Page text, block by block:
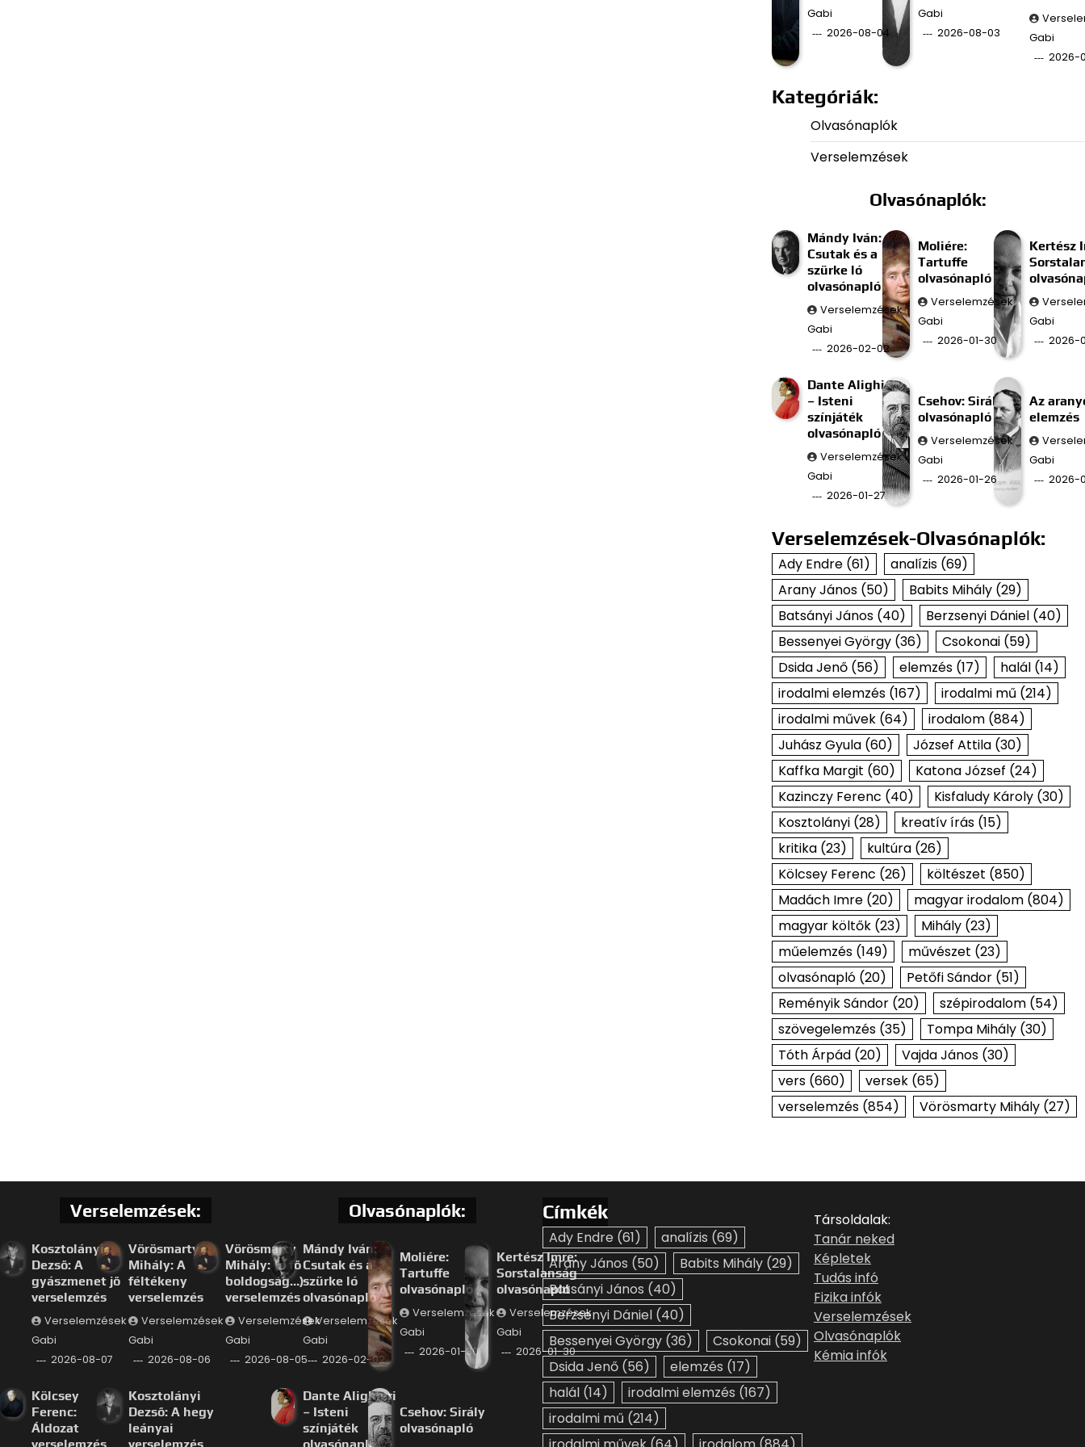
Gabi
2026-08-04
Gabi
2026-08-03
Gabi
2026-
Kategóriák:
Olvasónaplók
Verselemzések
Olvasónaplók:
Mándy Iván:
Csutak és a
szürke ló
olvasónapló
Verselemzések
Gabi
2026-02-02
Moliére:
Tartuffe
olvasónapló
Verselemzések
Gabi
2026-01-30
Kertész
Gabi
2026-
Dante Alighieri
– Isteni
színjáték
olvasónapló
Verselemzések
Gabi
2026-01-27
Csehov: Sirály
olvasónapló
Verselemzések
Gabi
2026-01-26
Az
elemzés
Gabi
2026-
Verselemzések-Olvasónaplók:
Ady Endre(61) analízis(69)
Arany János(50) Babits Mihály(29)
Batsányi János(40) Berzsenyi Dániel(40)
Bessenyei György(36) Csokonai(59)
Dsida Jenő(56) elemzés(17) halál(14)
irodalmi elemzés(167) irodalmi mű (214)
irodalmi művek(64) irodalom(884)
Juhász Gyula(60) József Attila(30)
Kaffka Margit (60) Katona József (24)
Kazinczy Ferenc (40) Kisfaludy Károly(30)
Kosztolányi(28) kreatív írás(15)
kritika(23) kultúra(26)
Kölcsey Ferenc (26) költészet (850)
Madách Imre(20) magyar irodalom(804)
magyar költők(23) Mihály(23)
műelemzés(149) művészet (23)
olvasónapló(20) Petőfi Sándor(51)
Reményik Sándor(20) szépirodalom(54)
szövegelemzés(35) Tompa Mihály(30)
Tóth Árpád(20) Vajda János(30)
vers(660) versek(65)
verselemzés(854) Vörösmarty Mihály(27)
Verselemzések:
Kosztolányi
Dezső: A
gyászmenet jő
verselemzés
Verselemzések
Gabi
2026-08-07
Vörösmarty
Mihály: A
féltékeny
verselemzés
Verselemzések
Gabi
2026-08-06
Vörösmarty
Mihály: (a fő
boldogság…)
verselemzés
Verselemzések
Gabi
2026-08-05
Kölcsey
Ferenc:
Áldozat
Kosztolányi
Dezső: A hegy
leányai
Olvasónaplók:
Mándy Iván:
Csutak és a
szürke ló
olvasónapló
Verselemzések
Gabi
2026-02-02
Moliére:
Tartuffe
olvasónapló
Verselemzések
Gabi
2026-01-30
Kertész Imre:
Sorstalanság
olvasónapló
Verselemzések
Gabi
2026-01-30
Dante Alighieri
– Isteni
színjáték
Csehov: Sirály
olvasónapló
Címkék
Ady Endre (61) analízis (69)
Arany János (50) Babits Mihály (29)
Batsányi János (40)
Berzsenyi Dániel (40)
Bessenyei György (36) Csokonai (59)
Dsida Jenő (56) elemzés (17)
halál (14) irodalmi elemzés (167)
irodalmi mű (214)
Társoldalak:
Tanár neked
Képletek
Tudás infó
Fizika infók
Verselemzések
Olvasónaplók
Kémia infók